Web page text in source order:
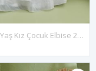
Lux 2-6 Yaş Kız Çocuk Elbise 20198 Kırık Beyaz